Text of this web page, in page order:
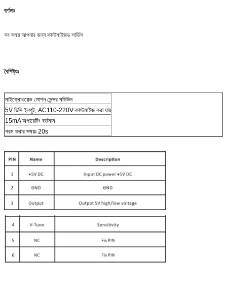
বর্ণনাঃ
সব সময় আপনার জন্য কাস্টমাইজড সার্ভিস
বৈশিষ্ট্যঃ
মাইক্রোওয়েভ মোশন সেন্সর মডিউল
5V ডিসি ইনপুট, AC110-220V কাস্টমাইজ করা যায়
15mA অপারেটিং বর্তমান
গরম করার সময়ঃ 20s